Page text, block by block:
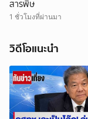
สารพิษ
1 ชั่วโมงที่ผ่านมา
วิดีโอแนะนำ